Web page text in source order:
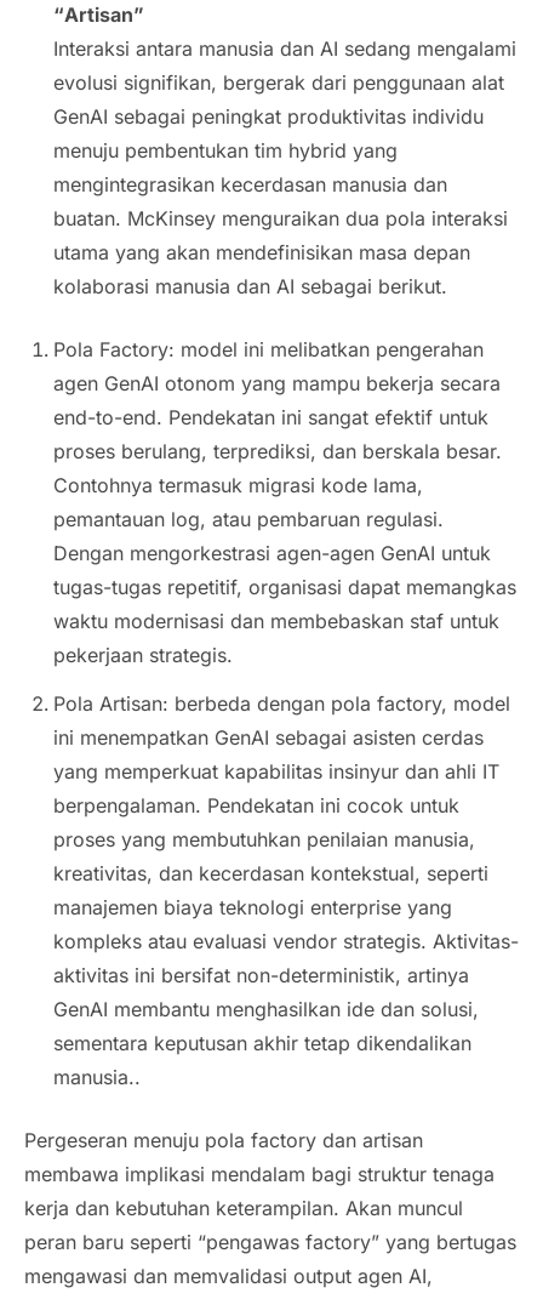
“Artisan”
Interaksi antara manusia dan AI sedang mengalami
evolusi signifikan, bergerak dari penggunaan alat
GenAI sebagai peningkat produktivitas individu
menuju pembentukan tim hybrid yang
mengintegrasikan kecerdasan manusia dan
buatan. McKinsey menguraikan dua pola interaksi
utama yang akan mendefinisikan masa depan
kolaborasi manusia dan AI sebagai berikut.
Pola Factory: model ini melibatkan pengerahan
agen GenAI otonom yang mampu bekerja secara
end-to-end. Pendekatan ini sangat efektif untuk
proses berulang, terprediksi, dan berskala besar.
Contohnya termasuk migrasi kode lama,
pemantauan log, atau pembaruan regulasi.
Dengan mengorkestrasi agen-agen GenAI untuk
tugas-tugas repetitif, organisasi dapat memangkas
waktu modernisasi dan membebaskan staf untuk
pekerjaan strategis.
Pola Artisan: berbeda dengan pola factory, model
ini menempatkan GenAI sebagai asisten cerdas
yang memperkuat kapabilitas insinyur dan ahli IT
berpengalaman. Pendekatan ini cocok untuk
proses yang membutuhkan penilaian manusia,
kreativitas, dan kecerdasan kontekstual, seperti
manajemen biaya teknologi enterprise yang
kompleks atau evaluasi vendor strategis. Aktivitas-
aktivitas ini bersifat non-deterministik, artinya
GenAI membantu menghasilkan ide dan solusi,
sementara keputusan akhir tetap dikendalikan
manusia..
Pergeseran menuju pola factory dan artisan
membawa implikasi mendalam bagi struktur tenaga
kerja dan kebutuhan keterampilan. Akan muncul
peran baru seperti “pengawas factory” yang bertugas
mengawasi dan memvalidasi output agen AI,